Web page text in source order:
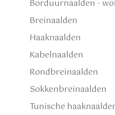
Borduurnaalden -
Breinaalden
Haaknaalden
Kabelnaalden
Rondbreinaalden
Sokkenbreinaalden
Tunische